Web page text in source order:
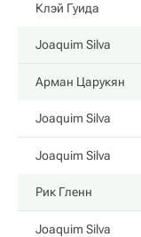
Клэй Гуида
Joaquim Silva
Арман Царукян
Joaquim Silva
Joaquim Silva
Рик Гленн
Joaquim Silva